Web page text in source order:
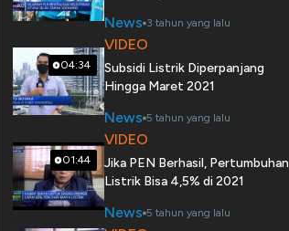
News 3 tahun yang lalu
04:34
VIDEO
Subsidi Listrik Diperpanjang
Hingga Maret 2021
News 5 tahun yang lalu
01:44
VIDEO
Jika PEN Berhasil, Pertumbuhan
Listrik Bisa 4,5% di 2021
News 5 tahun yang lalu